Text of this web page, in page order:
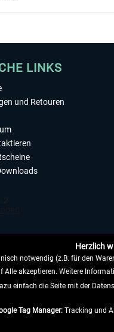
LINKS
und Retouren
WIDERRUFEN
Herzlich
notwendig (z.B. für den
akzeptieren. Weitere
einfach die Seite mit der
Tag Manager: Tracking und